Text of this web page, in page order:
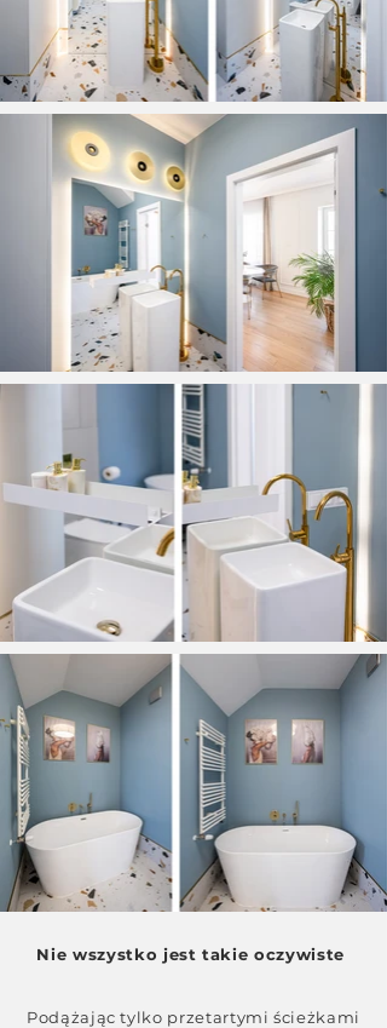
Nie wszystko jest takie oczywiste
Podążając tylko przetartymi ścieżkami